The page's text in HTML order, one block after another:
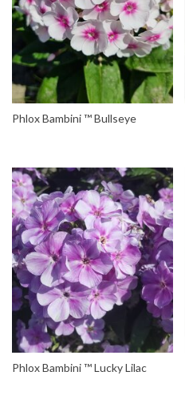
Phlox Bambini ™ Bullseye
Phlox Bambini ™ Lucky Lilac